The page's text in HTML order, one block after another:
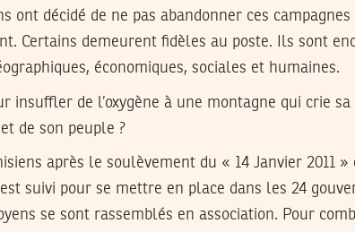
ont décidé de ne pas abandonner ces
Certains demeurent fidèles au poste. Ils sont
économiques, sociales et humaines.
insuffler de l’oxygène à une montagne qui crie
de son peuple ?
après le soulèvement du « 14 Janvier 2011
suivi pour se mettre en place dans les 24
se sont rassemblés en association. Pour